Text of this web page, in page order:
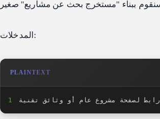
المدخلات:
PLAINTEXT
1 رابط لصفحة مشروع عام أو وثائق تقنية